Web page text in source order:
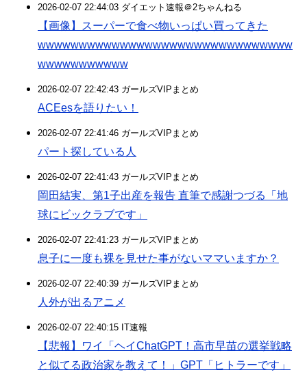
2026-02-07 22:44:03 ダイエット速報＠2ちゃんねる
【画像】スーパーで食べ物いっぱい買ってきた
wwwwwwwwwwwwwwwwwwwwwwwwwwwwwww
wwwwwwwwwww
2026-02-07 22:42:43 ガールズVIPまとめ
ACEesを語りたい！
2026-02-07 22:41:46 ガールズVIPまとめ
パート探している人
2026-02-07 22:41:43 ガールズVIPまとめ
岡田結実、第1子出産を報告 直筆で感謝つづる「地
球にビックラブです」
2026-02-07 22:41:23 ガールズVIPまとめ
息子に一度も裸を見せた事がないママいますか？
2026-02-07 22:40:39 ガールズVIPまとめ
人外が出るアニメ
2026-02-07 22:40:15 IT速報
【悲報】ワイ「ヘイChatGPT！高市早苗の選挙戦略
と似てる政治家を教えて！」GPT「ヒトラーです」